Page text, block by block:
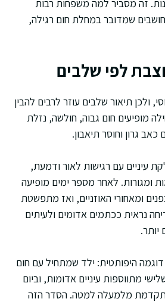
זה מסביר למה משפחות רבות
שמדובר במחלת חום רגילה,
לפי שלבים
ולכן תיאור שלבים עוזר לרבים להבין
מופיעים חום גבוה, חולשה, נזלת
גרון וחוסר תיאבון.
עיניים עם רגישות לאור ודמעת,
ומגורות. לאחר מספר ימים מופיעה
ומאחורי האוזניים, ואז מתפשטת
נראית ככתמים אדומים ולעיתים
יותר.
היפותטית: ילד שמתחיל עם חום
מתווספות עיניים אדומות, וביום
מלמעלה למטה. הסדר הזה